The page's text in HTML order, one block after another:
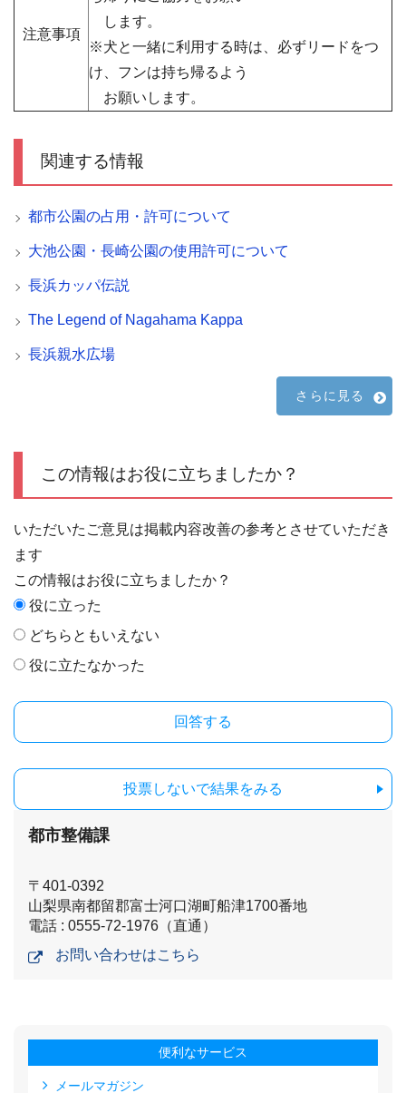
注意事項
します。
※犬と一緒に利用する時は、必ずリードをつ
け、フンは持ち帰るよう
お願いします。
関連する情報
都市公園の占用・許可について
大池公園・長崎公園の使用許可について
長浜カッパ伝説
The Legend of Nagahama Kappa
長浜親水広場
さらに見る
この情報はお役に立ちましたか？
いただいたご意見は掲載内容改善の参考とさせていただき
ます
この情報はお役に立ちましたか？
役に立った
どちらともいえない
役に立たなかった
投票しないで結果をみる
都市整備課
〒401-0392
山梨県南都留郡富士河口湖町船津1700番地
電話 : 0555-72-1976（直通）
お問い合わせはこちら
便利なサービス
メールマガジン